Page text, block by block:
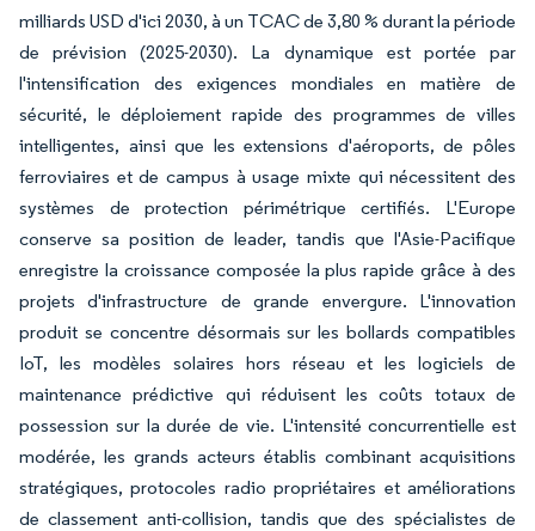
milliards USD d'ici 2030, à un TCAC de 3,80 % durant la période
de prévision (2025-2030). La dynamique est portée par
l'intensification des exigences mondiales en matière de
sécurité, le déploiement rapide des programmes de villes
intelligentes, ainsi que les extensions d'aéroports, de pôles
ferroviaires et de campus à usage mixte qui nécessitent des
systèmes de protection périmétrique certifiés. L'Europe
conserve sa position de leader, tandis que l'Asie-Pacifique
enregistre la croissance composée la plus rapide grâce à des
projets d'infrastructure de grande envergure. L'innovation
produit se concentre désormais sur les bollards compatibles
IoT, les modèles solaires hors réseau et les logiciels de
maintenance prédictive qui réduisent les coûts totaux de
possession sur la durée de vie. L'intensité concurrentielle est
modérée, les grands acteurs établis combinant acquisitions
stratégiques, protocoles radio propriétaires et améliorations
de classement anti-collision, tandis que des spécialistes de